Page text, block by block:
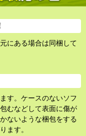
にある場合は同梱して
す。ケースのないソフ
むなどして表面に傷が
ないような梱包をする
ます。